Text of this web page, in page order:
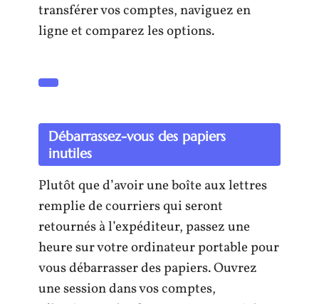
transférer vos comptes, naviguez en
ligne et comparez les options.
Débarrassez-vous des papiers
inutiles
Plutôt que d’avoir une boîte aux lettres
remplie de courriers qui seront
retournés à l’expéditeur, passez une
heure sur votre ordinateur portable pour
vous débarrasser des papiers. Ouvrez
une session dans vos comptes,